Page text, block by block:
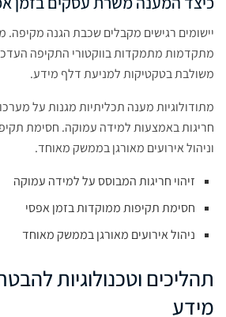
יישומים רגישים מקבלים שכבת הגנה
מתקדמות מתמקדות בווקטורי התקיפה
משולבת בטקטיקות למניעת דלף מידע.
מתודולוגיות מענה תכליתיות מגנות על
חריגות באמצעות למידה עמוקה. חסימת
וניהול אירועים מאורגן בממשק מאוחד.
זיהוי חריגות המבוסס על למידה עמוקה
חסימת תקיפות ממוקדות בזמן אפסי
ניהול אירועים מאורגן בממשק מאוחד
תהליכים וטכנולוגיות
מידע